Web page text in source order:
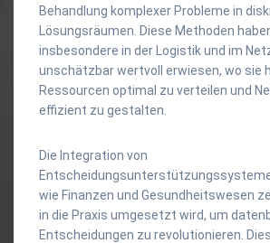
Behandlung komplexer Probleme in
Lösungsräumen. Diese Methoden
insbesondere in der Logistik und im
unschätzbar wertvoll erwiesen, wo sie
Ressourcen optimal zu verteilen und
effizient zu gestalten.
Die Integration von
wie Finanzen und Gesundheitswesen
in die Praxis umgesetzt wird, um
Entscheidungen zu revolutionieren.